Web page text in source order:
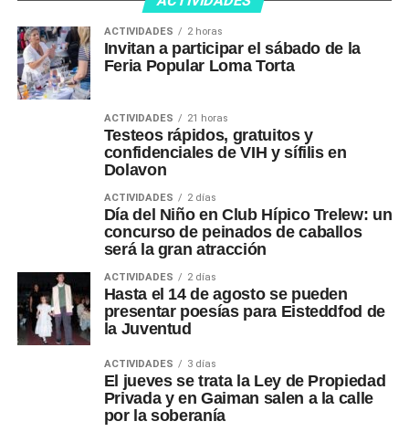
ACTIVIDADES 2 horas
Invitan a participar el sábado de la
Feria Popular Loma Torta
ACTIVIDADES 21 horas
Testeos rápidos, gratuitos y
confidenciales de VIH y sífilis en
Dolavon
ACTIVIDADES 2 días
Día del Niño en Club Hípico Trelew: un
concurso de peinados de caballos
será la gran atracción
ACTIVIDADES 2 días
Hasta el 14 de agosto se pueden
presentar poesías para Eisteddfod de
la Juventud
ACTIVIDADES 3 días
El jueves se trata la Ley de Propiedad
Privada y en Gaiman salen a la calle
por la soberanía